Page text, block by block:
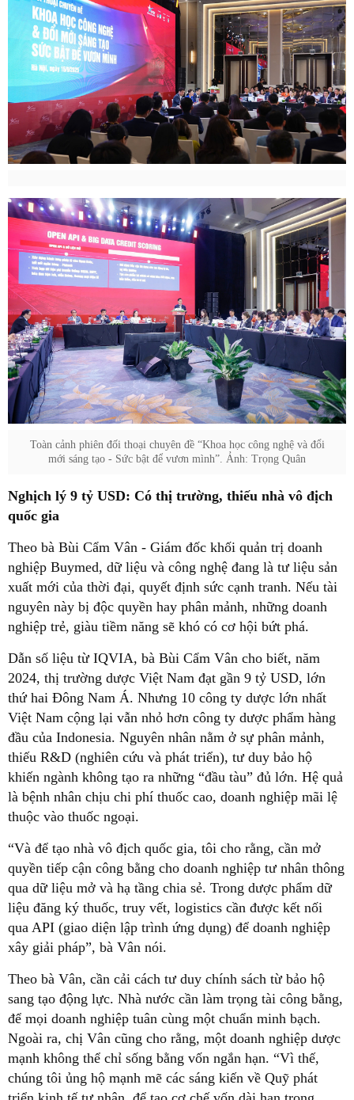
Toàn cảnh phiên đối thoại chuyên đề “Khoa học công nghệ và đổi
mới sáng tạo - Sức bật để vươn mình”. Ảnh: Trọng Quân
Nghịch lý 9 tỷ USD: Có thị trường, thiếu nhà vô địch
quốc gia
Theo bà Bùi Cẩm Vân - Giám đốc khối quản trị doanh
nghiệp Buymed, dữ liệu và công nghệ đang là tư liệu sản
xuất mới của thời đại, quyết định sức cạnh tranh. Nếu tài
nguyên này bị độc quyền hay phân mảnh, những doanh
nghiệp trẻ, giàu tiềm năng sẽ khó có cơ hội bứt phá.
Dẫn số liệu từ IQVIA, bà Bùi Cẩm Vân cho biết, năm
2024, thị trường dược Việt Nam đạt gần 9 tỷ USD, lớn
thứ hai Đông Nam Á. Nhưng 10 công ty dược lớn nhất
Việt Nam cộng lại vẫn nhỏ hơn công ty dược phẩm hàng
đầu của Indonesia. Nguyên nhân nằm ở sự phân mảnh,
thiếu R&D (nghiên cứu và phát triển), tư duy bảo hộ
khiến ngành không tạo ra những “đầu tàu” đủ lớn. Hệ quả
là bệnh nhân chịu chi phí thuốc cao, doanh nghiệp mãi lệ
thuộc vào thuốc ngoại.
“Và để tạo nhà vô địch quốc gia, tôi cho rằng, cần mở
quyền tiếp cận công bằng cho doanh nghiệp tư nhân thông
qua dữ liệu mở và hạ tầng chia sẻ. Trong dược phẩm dữ
liệu đăng ký thuốc, truy vết, logistics cần được kết nối
qua API (giao diện lập trình ứng dụng) để doanh nghiệp
xây giải pháp”, bà Vân nói.
Theo bà Vân, cần cải cách tư duy chính sách từ bảo hộ
sang tạo động lực. Nhà nước cần làm trọng tài công bằng,
để mọi doanh nghiệp tuân cùng một chuẩn minh bạch.
Ngoài ra, chị Vân cũng cho rằng, một doanh nghiệp dược
mạnh không thể chỉ sống bằng vốn ngắn hạn. “Vì thế,
chúng tôi ủng hộ mạnh mẽ các sáng kiến về Quỹ phát